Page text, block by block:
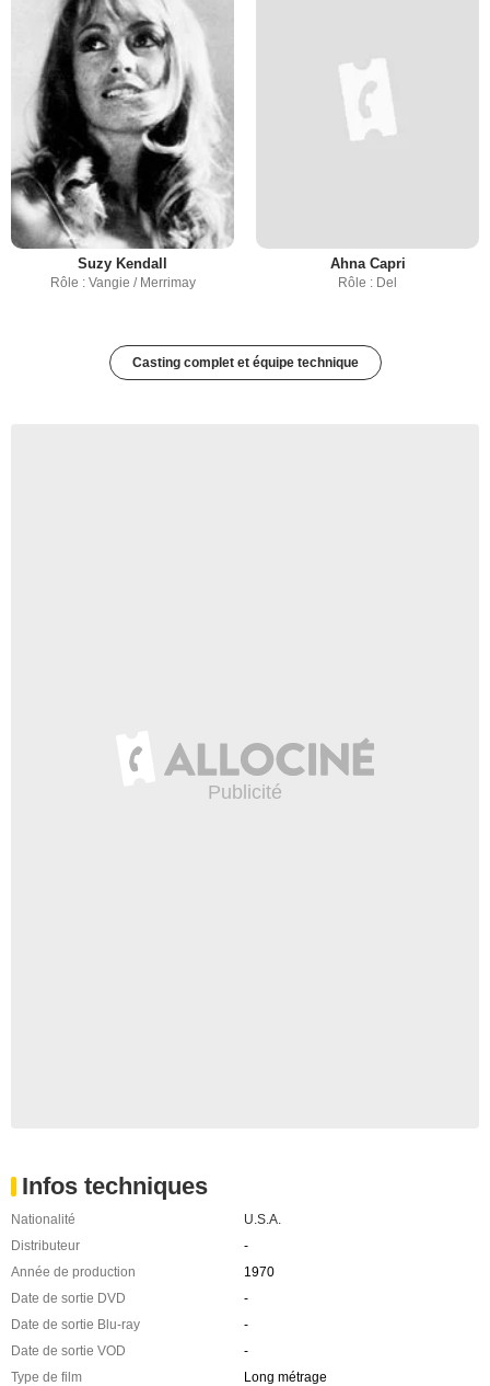
Suzy Kendall
Rôle : Vangie / Merrimay
Ahna Capri
Rôle : Del
Casting complet et équipe technique
Infos techniques
Nationalité
U.S.A.
Distributeur
-
Année de production
1970
Date de sortie DVD
-
Date de sortie Blu-ray
-
Date de sortie VOD
-
Type de film
Long métrage